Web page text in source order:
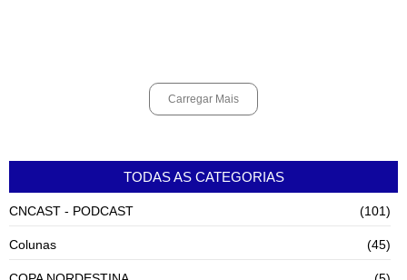
Carregar Mais
TODAS AS CATEGORIAS
CNCAST - PODCAST (101)
Colunas (45)